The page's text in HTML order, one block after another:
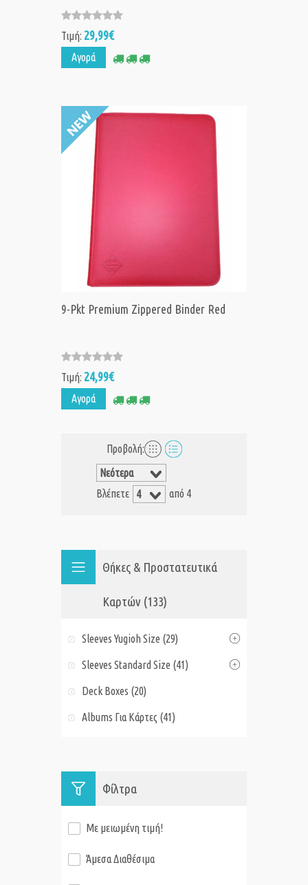
Τιμή: 29,99€
Αγορά
9-Pkt Premium Zippered Binder Red
Τιμή: 24,99€
Αγορά
Προβολή:
Βλέπετε από 4
Θήκες & Προστατευτικά
Καρτών (133)
Sleeves Yugioh Size (29)
Sleeves Standard Size (41)
Deck Boxes (20)
Albums Για Κάρτες (41)
Φίλτρα
Με μειωμένη τιμή!
Άμεσα Διαθέσιμα